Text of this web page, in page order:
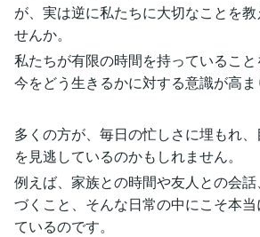
が、実は逆に私たちに大切なことを
せんか。
私たちが有限の時間を持っていること
今をどう生きるかに対する意識が高ま
多くの方が、毎日の忙しさに埋もれ
を見逃しているのかもしれません。
例えば、家族との時間や友人との会
づくこと、そんな日常の中にこそ本
ているのです。